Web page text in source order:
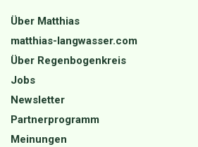
Über Matthias
matthias-langwasser.com
Über Regenbogenkreis
Jobs
Newsletter
Partnerprogramm
Meinungen